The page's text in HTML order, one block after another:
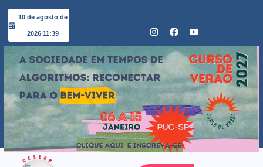
10 de agosto de
2026 11:39